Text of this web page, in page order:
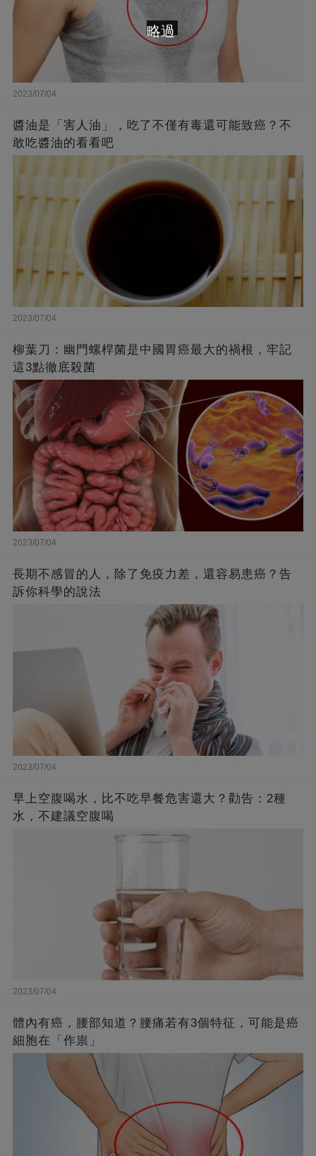
2023/07/04
醬油是「害人油」，吃了不僅有毒還可能致癌？不
敢吃醬油的看看吧
2023/07/04
柳葉刀：幽門螺桿菌是中國胃癌最大的禍根，牢記
這3點徹底殺菌
2023/07/04
長期不感冒的人，除了免疫力差，還容易患癌？告
訴你科學的說法
2023/07/04
早上空腹喝水，比不吃早餐危害還大？勸告：2種
水，不建議空腹喝
2023/07/04
體內有癌，腰部知道？腰痛若有3個特征，可能是癌
細胞在「作祟」
略過